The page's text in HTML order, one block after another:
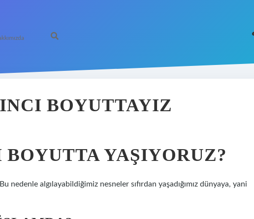
BOYUTTAYIZ
YAŞIYORUZ?
nedenle algılayabildiğimiz nesneler sıfırdan yaşadığımız dünyaya, yani